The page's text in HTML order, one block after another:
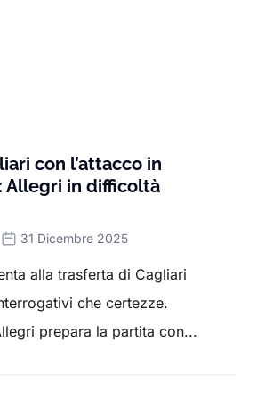
con l’attacco in
Allegri in difficoltà
31 Dicembre 2025
alla trasferta di Cagliari
che certezze.
prepara la partita con...